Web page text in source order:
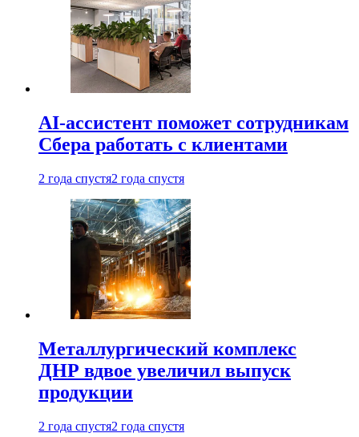
AI-ассистент поможет сотрудникам
Сбера работать с клиентами
2 года спустя2 года спустя
Металлургический комплекс
ДНР вдвое увеличил выпуск
продукции
2 года спустя2 года спустя